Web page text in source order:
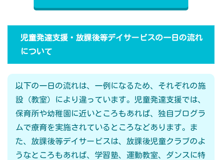
児童発達支援・放課後等デイサービスの一日の流れ
について
以下の一日の流れは、一例になるため、それぞれの施
設（教室）により違っています。児童発達支援では、
保育所や幼稚園に近いところもあれば、独自プログラ
ムで療育を実施されているところなどあります。ま
た、放課後等デイサービスは、放課後児童クラブのよ
うなところもあれば、学習塾、運動教室、ダンスに特